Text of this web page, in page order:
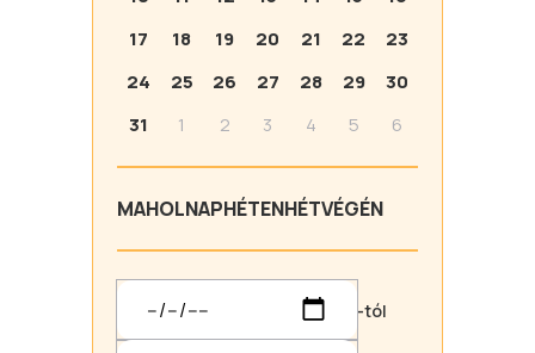
17
18 19 20 21 22
23
24
25 26 27 28 29
30
31
1 2 3 4 5 6
MAHOLNAPHÉTENHÉTVÉGÉN
-tól